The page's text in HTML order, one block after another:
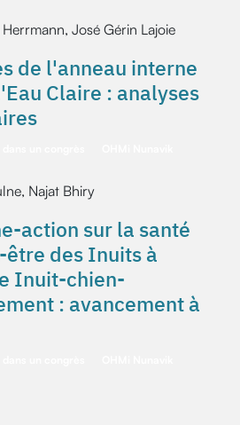
José Gérin Lajoie
de l'anneau interne
Claire : analyses
Najat Bhiry
action sur la santé
des Inuits à
Inuit-chien-
: avancement à